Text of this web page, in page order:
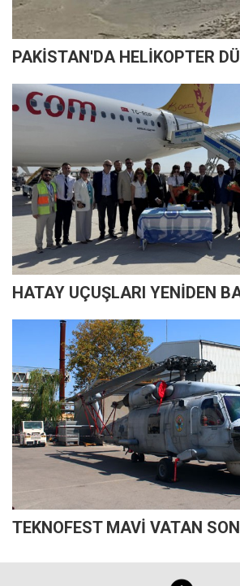
PAKİSTAN'DA HELİKOPTER
HATAY UÇUŞLARI YENİDEN
TEKNOFEST MAVİ VATAN